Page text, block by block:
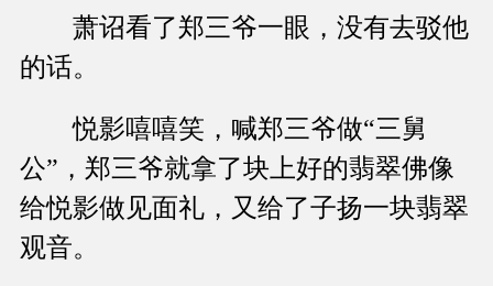
萧诏看了郑三爷一眼，没有去驳他
的话。
悦影嘻嘻笑，喊郑三爷做“三舅
公”，郑三爷就拿了块上好的翡翠佛像
给悦影做见面礼，又给了子扬一块翡翠
观音。